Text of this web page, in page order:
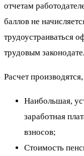
отчетам
баллов не
трудоустраиваться
трудовым
Расчет
Наибольшая,
заработная
взносов;
Стоимость